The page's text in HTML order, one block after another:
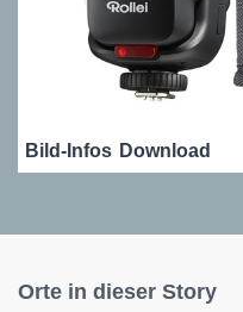
Bild-Infos Download
Orte in dieser Story